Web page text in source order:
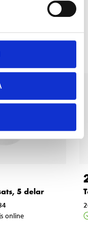
också
5 delar
online